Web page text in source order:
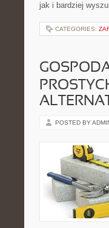
jak i bardziej
CATEGORIES:
POSTED BY